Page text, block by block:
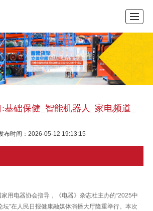
闻动态 公司介绍 联系我们
础保健_智能机器人_家电频道_
布时间：2026-05-12 19:13:15
电器协会指导，《电器》杂志社主办的“2025中
坛”在人民日报健康融媒体演播大厅隆重举行。本次